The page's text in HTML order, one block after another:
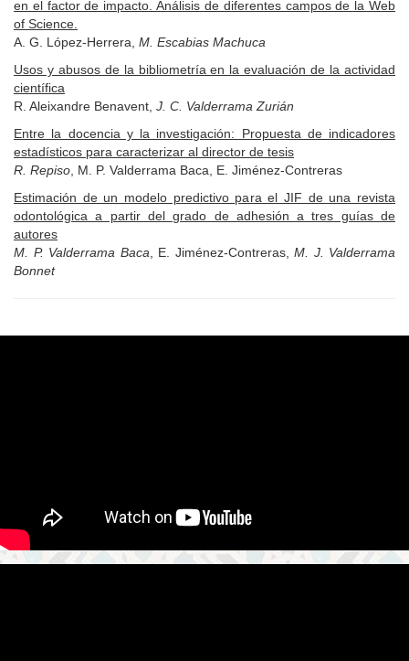
en el factor de impacto. Análisis de diferentes campos de la Web
of Science.
A. G. López-Herrera, M. Escabias Machuca
Usos y abusos de la bibliometría en la evaluación de la actividad
científica
R. Aleixandre Benavent, J. C. Valderrama Zurián
Entre la docencia y la investigación: Propuesta de indicadores
estadísticos para caracterizar al director de tesis
R. Repiso , M. P. Valderrama Baca, E. Jiménez-Contreras
Estimación de un modelo predictivo para el JIF de una revista
odontológica a partir del grado de adhesión a tres guías de
autores
M. P. Valderrama Baca , E. Jiménez-Contreras, M. J. Valderrama
Bonnet